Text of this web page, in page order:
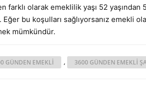
farklı olarak emeklilik yaşı 52 yaşından
bu koşulları sağlıyorsanız emekli
mümkündür.
GÜNDEN EMEKLI , 3600 GÜNDEN EMEKLI